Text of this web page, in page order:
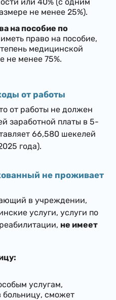
не менее 25%).
на пособие по
право на пособие,
медицинской
не менее 75%.
от работы
от работы не должен
заработной платы в 5-
66,580 шекелей
года).
не проживает
в учреждении,
услуги, услуги по
не имеет
услугам,
больницу, сможет